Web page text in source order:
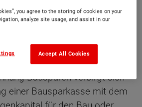
Bausparen verbirgt sich
einer Bausparkasse mit dem
you agree to the storing of cookies on your
analyze site usage, and assist in our
Accept All Cookies